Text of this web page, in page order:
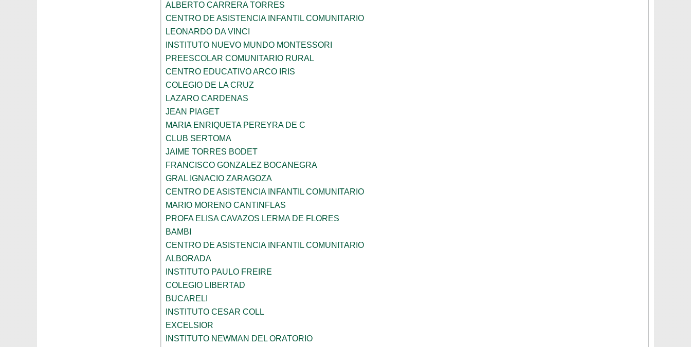
ALBERTO CARRERA TORRES
CENTRO DE ASISTENCIA INFANTIL COMUNITARIO
LEONARDO DA VINCI
INSTITUTO NUEVO MUNDO MONTESSORI
PREESCOLAR COMUNITARIO RURAL
CENTRO EDUCATIVO ARCO IRIS
COLEGIO DE LA CRUZ
LAZARO CARDENAS
JEAN PIAGET
MARIA ENRIQUETA PEREYRA DE C
CLUB SERTOMA
JAIME TORRES BODET
FRANCISCO GONZALEZ BOCANEGRA
GRAL IGNACIO ZARAGOZA
CENTRO DE ASISTENCIA INFANTIL COMUNITARIO
MARIO MORENO CANTINFLAS
PROFA ELISA CAVAZOS LERMA DE FLORES
BAMBI
CENTRO DE ASISTENCIA INFANTIL COMUNITARIO
ALBORADA
INSTITUTO PAULO FREIRE
COLEGIO LIBERTAD
BUCARELI
INSTITUTO CESAR COLL
EXCELSIOR
INSTITUTO NEWMAN DEL ORATORIO